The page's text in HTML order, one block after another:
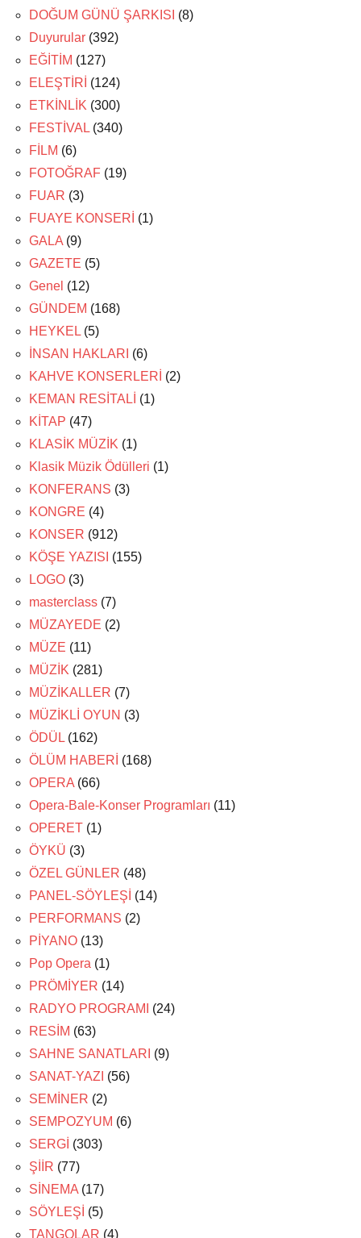
DOĞUM GÜNÜ ŞARKISI (8)
Duyurular (392)
EĞİTİM (127)
ELEŞTİRİ (124)
ETKİNLİK (300)
FESTİVAL (340)
FİLM (6)
FOTOĞRAF (19)
FUAR (3)
FUAYE KONSERİ (1)
GALA (9)
GAZETE (5)
Genel (12)
GÜNDEM (168)
HEYKEL (5)
İNSAN HAKLARI (6)
KAHVE KONSERLERİ (2)
KEMAN RESİTALİ (1)
KİTAP (47)
KLASİK MÜZİK (1)
Klasik Müzik Ödülleri (1)
KONFERANS (3)
KONGRE (4)
KONSER (912)
KÖŞE YAZISI (155)
LOGO (3)
masterclass (7)
MÜZAYEDE (2)
MÜZE (11)
MÜZİK (281)
MÜZİKALLER (7)
MÜZİKLİ OYUN (3)
ÖDÜL (162)
ÖLÜM HABERİ (168)
OPERA (66)
Opera-Bale-Konser Programları (11)
OPERET (1)
ÖYKÜ (3)
ÖZEL GÜNLER (48)
PANEL-SÖYLEŞİ (14)
PERFORMANS (2)
PİYANO (13)
Pop Opera (1)
PRÖMİYER (14)
RADYO PROGRAMI
(24)
RESİM (63)
SAHNE SANATLARI (9)
SANAT-YAZI (56)
SEMİNER (2)
SEMPOZYUM (6)
SERGİ (303)
ŞİİR (77)
SİNEMA (17)
SÖYLEŞİ (5)
TANGOLAR (4)